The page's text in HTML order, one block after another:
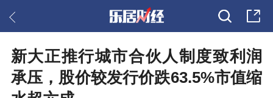
新大正推行城市合伙人制度致利润
承压，股价较发行价跌63.5%市值缩